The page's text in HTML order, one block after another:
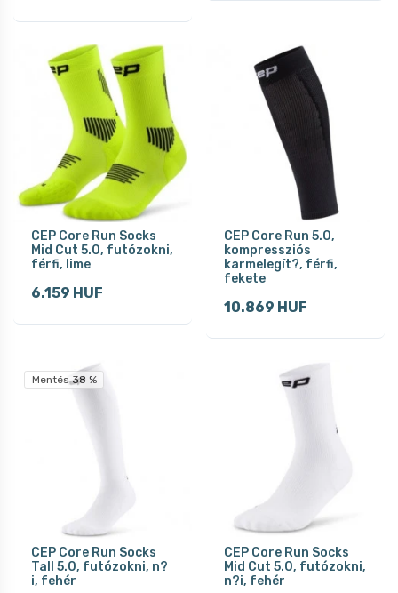
CEP Core Run Socks
Mid Cut 5.0, futózokni,
férfi, lime
6.159 HUF
CEP Core Run 5.0,
kompressziós
karmelegít?, férfi,
fekete
10.869 HUF
Mentés 38 %
CEP Core Run Socks
Tall 5.0, futózokni, n?
i, fehér
CEP Core Run Socks
Mid Cut 5.0, futózokni,
n?i, fehér